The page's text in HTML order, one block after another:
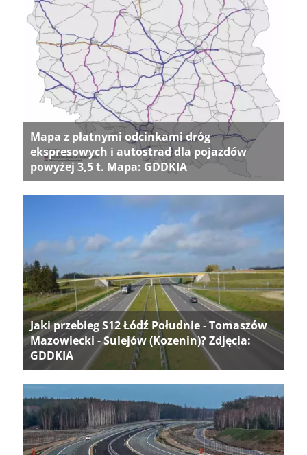
Mapa z płatnymi odcinkami dróg
ekspresowych i autostrad dla pojazdów
powyżej 3,5 t. Mapa: GDDKIA
Jaki przebieg S12 Łódź Południe - Tomaszów
Mazowiecki - Sulejów (Kozenin)? Zdjęcia:
GDDKIA